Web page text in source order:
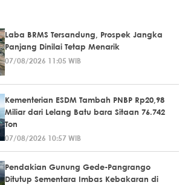
Laba BRMS Tersandung, Prospek Jangka
Panjang Dinilai Tetap Menarik
07/08/2026 11:05 WIB
Kementerian ESDM Tambah PNBP Rp20,98
Miliar dari Lelang Batu bara Sitaan 76.742
Ton
07/08/2026 10:57 WIB
Pendakian Gunung Gede-Pangrango
Ditutup Sementara Imbas Kebakaran di